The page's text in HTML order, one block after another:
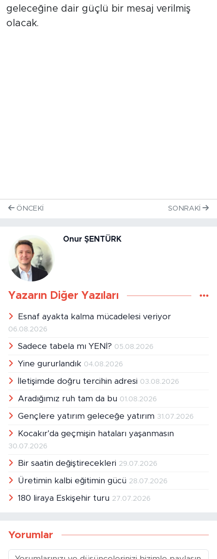
geleceğine dair güçlü bir mesaj verilmiş
olacak.
ÖNCEKI SONRAKI
Onur ŞENTÜRK
Yazarın Diğer Yazıları
Esnaf ayakta kalma mücadelesi veriyor
06.08.2026
Sadece tabela mı YENİ? 05.08.2026
Yine gururlandık 04.08.2026
İletişimde doğru tercihin adresi 03.08.2026
Aradığımız ruh tam da bu 01.08.2026
Gençlere yatırım geleceğe yatırım 31.07.2026
Kocakır’da geçmişin hataları yaşanmasın
30.07.2026
Bir saatin değiştirecekleri 29.07.2026
Üretimin kalbi eğitimin gücü 28.07.2026
180 liraya Eskişehir turu 27.07.2026
Yorumlar